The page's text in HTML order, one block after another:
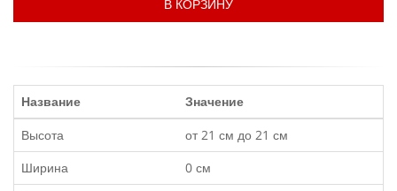
В КОРЗИНУ
Название
Значение
Высота
от 21 см до 21 см
Ширина
0 см